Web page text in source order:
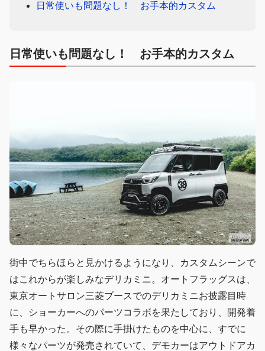
日常使いも問題なし！ お手本的カスタム
日常使いも問題なし！ お手本的カスタム
街中でちらほらと見かけるようになり、カスタムシーンで
はこれからが楽しみなデリカミニ。オートフラッグスは、
東京オートサロン三菱ブースでのデリカミニお披露目時
に、ショーカーへのパーツコラボを果たしており、開発着
手も早かった。その際に手掛けたものを中心に、すでに
様々なパーツが発売されていて、デモカーはアウトドアカ